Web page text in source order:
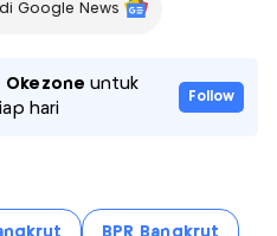
Google News
Okezone untuk
hari
Follow
BPR Bangkrut